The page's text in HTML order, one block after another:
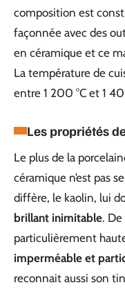
composition est
façonnée avec des
en céramique et ce
La température de
entre 1 200 °C et 1
Les propriétés
Le plus de la
céramique n’est pas
diffère, le kaolin, lui
brillant inimitable. De
particulièrement
imperméable et
reconnait aussi son